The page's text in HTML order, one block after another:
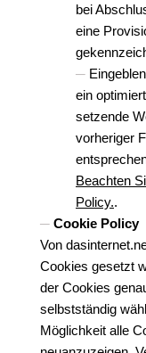
bei
eine
ein
setzende
vorheriger
Beachten
Policy..
Cookie Policy
Von
Cookies gesetzt
der Cookies
selbstständig
Möglichkeit alle